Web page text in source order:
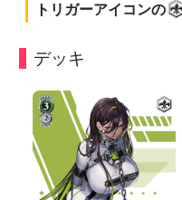
トリガーアイコンの
デッキ